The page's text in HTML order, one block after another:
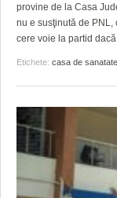
provine de la Casa
nu e susţinută de PNL,
cere voie la partid
Etichete: casa de sanatate